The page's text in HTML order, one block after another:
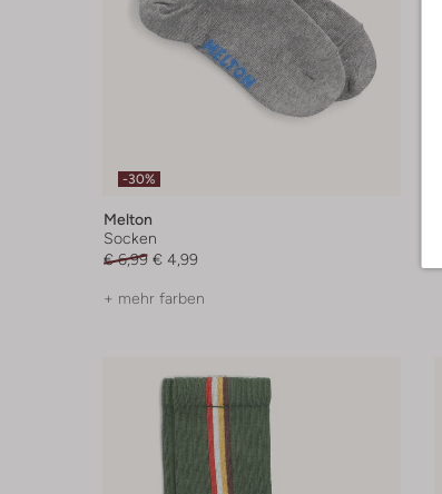
-30%
Melton
Socken
€ 6,99 € 4,99
+ mehr farben